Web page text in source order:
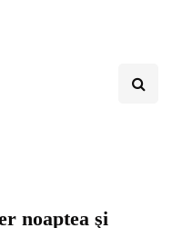
noaptea şi